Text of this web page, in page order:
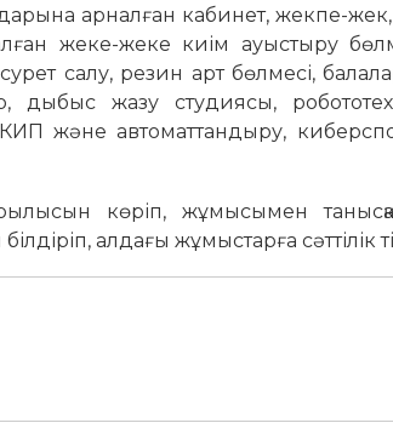
арналған кабинет, жекпе-
жеке-жеке киім ауыстыру
сурет салу, резин арт бөлмесі,
дыбыс жазу студиясы,
және автоматтандыру,
көріп, жұмысымен
алдағы жұмыстарға сәттілік